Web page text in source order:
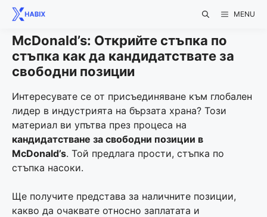
Skip
content
MENU
McDonald’s: Открийте стъпка по
стъпка как да кандидатствате за
свободни позиции
Интересувате се от присъединяване към глобален
лидер в индустрията на бързата храна? Този
материал ви упътва през процеса на
кандидатстване за свободни позиции в
McDonald’s. Той предлага прости, стъпка по
стъпка насоки.
Ще получите представа за наличните позиции,
какво да очаквате относно заплатата и